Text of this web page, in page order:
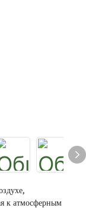
к атмосферным